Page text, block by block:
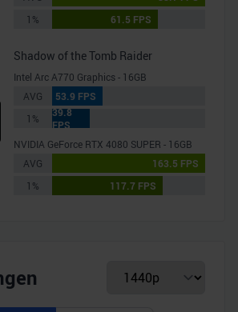
1%
61.5 FPS
Shadow of the Tomb Raider
Intel Arc A770 Graphics - 16GB
AVG
53.9 FPS
1%
39.8
FPS
NVIDIA GeForce RTX 4080 SUPER - 16GB
AVG
163.5 FPS
1%
117.7 FPS